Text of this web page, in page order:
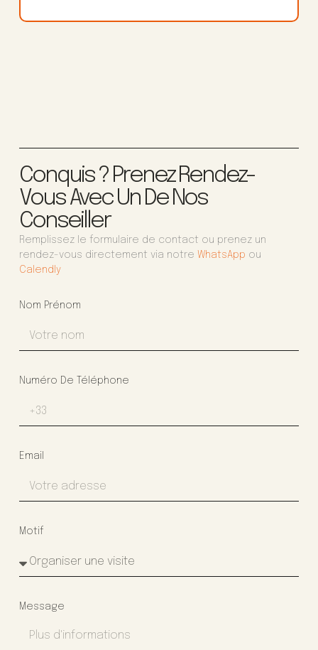
Conquis ? Prenez Rendez-
Vous Avec Un De Nos
Conseiller
Remplissez le formulaire de contact ou prenez un
rendez-vous directement via notre WhatsApp ou
Calendly
Nom Prénom
Numéro De Téléphone
Email
Motif
Message